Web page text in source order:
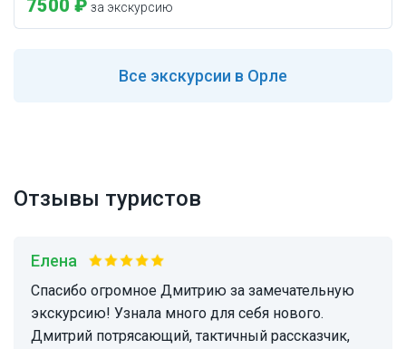
7500 ₽ за экскурсию
Все экскурсии в Орле
Отзывы туристов
Елена
Спасибо огромное Дмитрию за замечательную
экскурсию! Узнала много для себя нового.
Дмитрий потрясающий, тактичный рассказчик,